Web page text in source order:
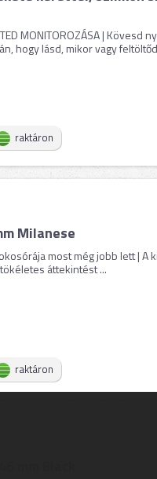
MONITOROZÁSA | Kövesd
hogy lásd, mikor vagy
raktáron
Milanese
most még jobb lett | A
áttekintést ...
raktáron